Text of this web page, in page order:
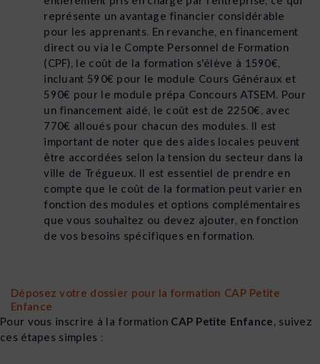
représente un avantage financier considérable
pour les apprenants. En revanche, en financement
direct ou via le Compte Personnel de Formation
(CPF), le coût de la formation s'élève à 1590€,
incluant 590€ pour le module Cours Généraux et
590€ pour le module prépa Concours ATSEM. Pour
un financement aidé, le coût est de 2250€, avec
770€ alloués pour chacun des modules. Il est
important de noter que des aides locales peuvent
être accordées selon la tension du secteur dans la
ville de Trégueux. Il est essentiel de prendre en
compte que le coût de la formation peut varier en
fonction des modules et options complémentaires
que vous souhaitez ou devez ajouter, en fonction
de vos besoins spécifiques en formation.
Déposez votre dossier pour la formation CAP Petite
Enfance
Pour vous inscrire à la formation CAP Petite Enfance, suivez
ces étapes simples :